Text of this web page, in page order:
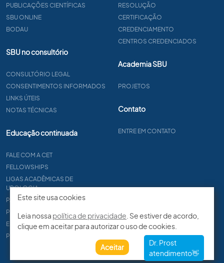
PUBLICAÇÕES CIENTÍFICAS
SBU ONLINE
BODAU
SBU no consultório
CONSULTÓRIO LEGAL
CONSENTIMENTOS INFORMADOS
LINKS ÚTEIS
NOTAS TÉCNICAS
Educação continuada
FALE COM A CET
FELLOWSHIPS
LIGAS ACADÊMICAS DE
UROLOGIA
PAPER
PROCET
EDITAIS
PROGRAMA DE RESIDÊNCIA
RESOLUÇÃO
CERTIFICAÇÃO
CREDENCIAMENTO
CENTROS CREDENCIADOS
Academia SBU
PROJETOS
Contato
ENTRE EM CONTATO
Este site usa cookies
Leia nossa política de privacidade . Se estiver de acordo,
clique em aceitar para autorizar o uso de cookies.
Aceitar